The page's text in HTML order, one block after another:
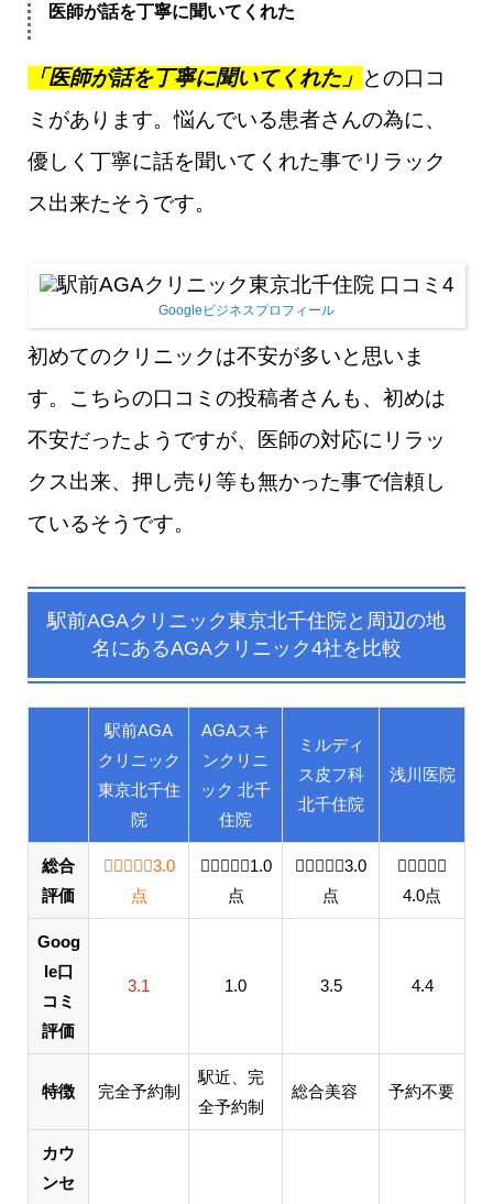
医師が話を丁寧に聞いてくれた
「医師が話を丁寧に聞いてくれた」 との口コ
ミがあります。悩んでいる患者さんの為に、
優しく丁寧に話を聞いてくれた事でリラック
ス出来たそうです。
Googleビジネスプロフィール
初めてのクリニックは不安が多いと思いま
す。こちらの口コミの投稿者さんも、初めは
不安だったようですが、医師の対応にリラッ
クス出来、押し売り等も無かった事で信頼し
ているそうです。
駅前AGAクリニック東京北千住院と 周辺の地
名 にあるAGAクリニック4社を比較
駅前AGA
クリニック
東京北千住
院
AGAスキ
ンクリニ
ック 北千
住院
ミルディ
ス皮フ科
北千住院
浅川医院
総合
評価
3.0 out of 5.0 stars
3.0
点
1.0 out of 5.0 stars
1.0
点
3.0 out of 5.0 stars
3.0
点
4.0点
Goog
le口
コミ
評価
3.1 1.0 3.5 4.4
特徴 完全予約制
駅近、完
全予約制
総合美容 予約不要
カウ
ンセ